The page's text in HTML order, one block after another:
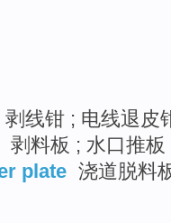
剥线钳 ; 电线退皮
剥料板 ; 水口推
plate 浇道脱料